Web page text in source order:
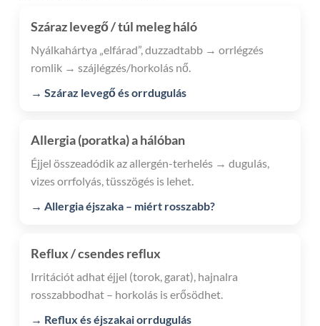
Száraz levegő / túl meleg háló
Nyálkahártya „elfárad”, duzzadtabb → orrlégzés
romlik → szájlégzés/horkolás nő.
→ Száraz levegő és orrdugulás
Allergia (poratka) a hálóban
Éjjel összeadódik az allergén-terhelés → dugulás,
vizes orrfolyás, tüsszögés is lehet.
→ Allergia éjszaka – miért rosszabb?
Reflux / csendes reflux
Irritációt adhat éjjel (torok, garat), hajnalra
rosszabbodhat – horkolás is erősödhet.
→ Reflux és éjszakai orrdugulás